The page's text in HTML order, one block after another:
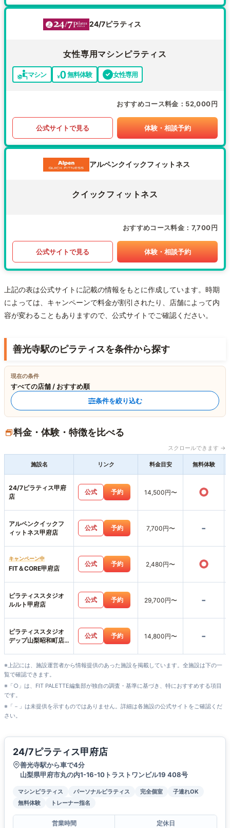
24/7ピラティス
女性専用マシンピラティス
マシン 無料体験 女性専用
おすすめコース料金 52,000円
公式サイトで見る 体験・相談予約
アルペンクイックフィットネス
クイックフィットネス
おすすめコース料金 7,700円
公式サイトで見る 体験・相談予約
上記の表は公式サイトに記載の情報をもとに作成しています。時期
によっては、キャンペーンで料金が割引されたり、店舗によって内
容が変わることもありますので、公式サイトでご確認ください。
善光寺駅のピラティスを条件から探す
現在の条件
すべての店舗 / おすすめ順
条件を絞り込む
料金・体験・特徴を比べる
スクロールできます →
施設名 リンク 料金目安 無料体験
24/7ピラティス甲府
店
公式 予約 14,500円〜 ○
アルペンクイックフ
ィットネス甲府店
公式 予約 7,700円〜 -
キャンペーン中
FIT＆CORE甲府店
公式 予約 2,480円〜 ○
ピラティススタジオ
ルルト甲府店
公式 予約 29,700円〜 -
ピラティススタジオ
デップ山梨昭和町店
公式 予約 14,800円〜 -
※上記には、施設運営者から情報提供のあった施設を掲載しています。全施設は下の一
覧で確認できます。
※「○」は、FIT PALETTE編集部が独自の調査・基準に基づき、特におすすめする項目
です。
※「－」は未提供を示すものではありません。詳細は各施設の公式サイトをご確認くだ
さい。
24/7ピラティス甲府店
善光寺駅から車で4分
山梨県甲府市丸の内1-16-10トラストワンビル19 408号
マシンピラティス パーソナルピラティス 完全個室
子連れOK
無料体験
トレーナー指名
営業時間
定休日